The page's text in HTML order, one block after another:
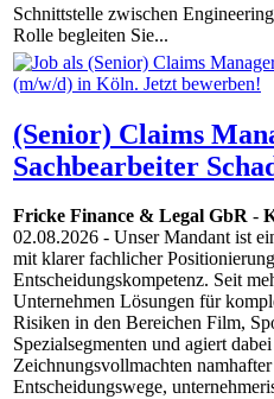
Schnittstelle zwischen
Rolle begleiten Sie...
(Senior) Claims
Sachbearbeiter
Fricke Finance & Legal GbR -
02.08.2026 - Unser Mandant ist
mit klarer fachlicher
Entscheidungskompetenz. Seit
Unternehmen Lösungen für
Risiken in den Bereichen Film,
Spezialsegmenten und agiert
Zeichnungsvollmachten
Entscheidungswege,